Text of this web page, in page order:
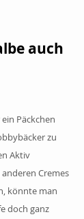
auch
Päckchen
zu
Aktiv
Cremes
könnte man
doch ganz